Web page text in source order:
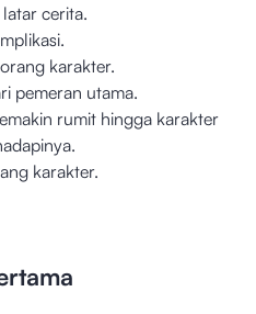
cerita.
karakter.
pemeran utama.
rumit hingga karakter
karakter.